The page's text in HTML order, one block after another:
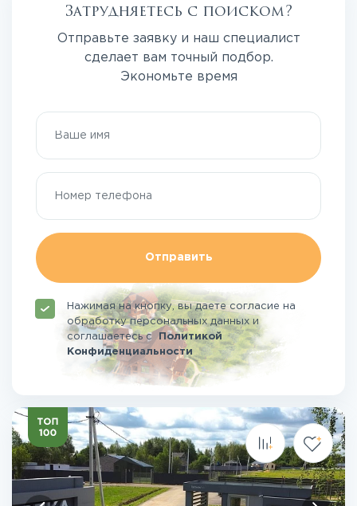
Затрудняетесь с поиском?
Отправьте заявку и наш специалист
сделает вам точный подбор.
Экономьте время
Отправить
Нажимая на кнопку, вы даете согласие на
обработку персональных данных и
соглашаетесьсПолитикой
Конфиденциальности